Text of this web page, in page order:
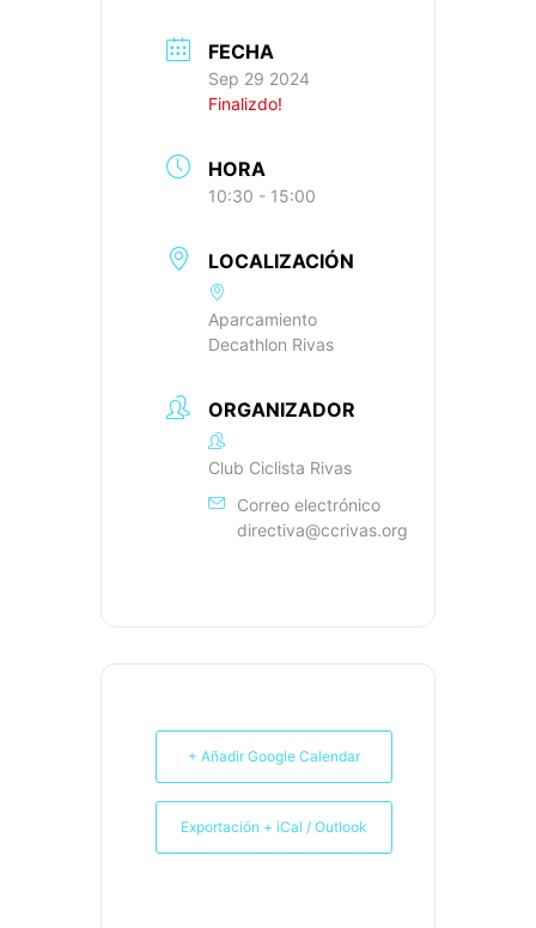
FECHA
Sep 29 2024
Finalizdo!
HORA
10:30 - 15:00
LOCALIZACIÓN
Aparcamiento
Decathlon Rivas
ORGANIZADOR
Club Ciclista Rivas
Correo electrónico
directiva@ccrivas.org
+ Añadir Google Calendar
Exportación + iCal / Outlook